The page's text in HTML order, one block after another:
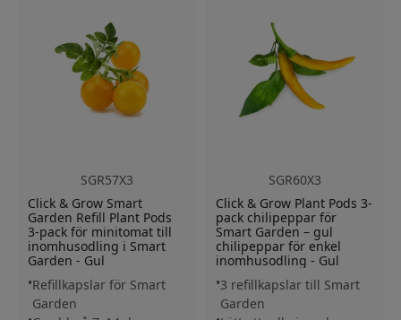
SGR57X3
Click & Grow Smart
Garden Refill Plant Pods
3-pack för minitomat till
inomhusodling i Smart
Garden - Gul
Refillkapslar för Smart
Garden
SGR60X3
Click & Grow Plant Pods 3-
pack chilipeppar för
Smart Garden – gul
chilipeppar för enkel
inomhusodling - Gul
3 refillkapslar till Smart
Garden